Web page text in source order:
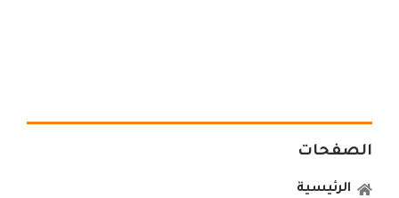
الصفحات
الرئيسية